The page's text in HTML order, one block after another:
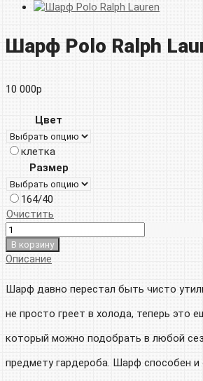
Шарф Polo Ralph
10 000р
Цвет
клетка
Размер
164/40
Очистить
В корзину
Описание
Шарф давно перестал быть чисто
не просто греет в холода, теперь это
который можно подобрать в любой
предмету гардероба. Шарф способен